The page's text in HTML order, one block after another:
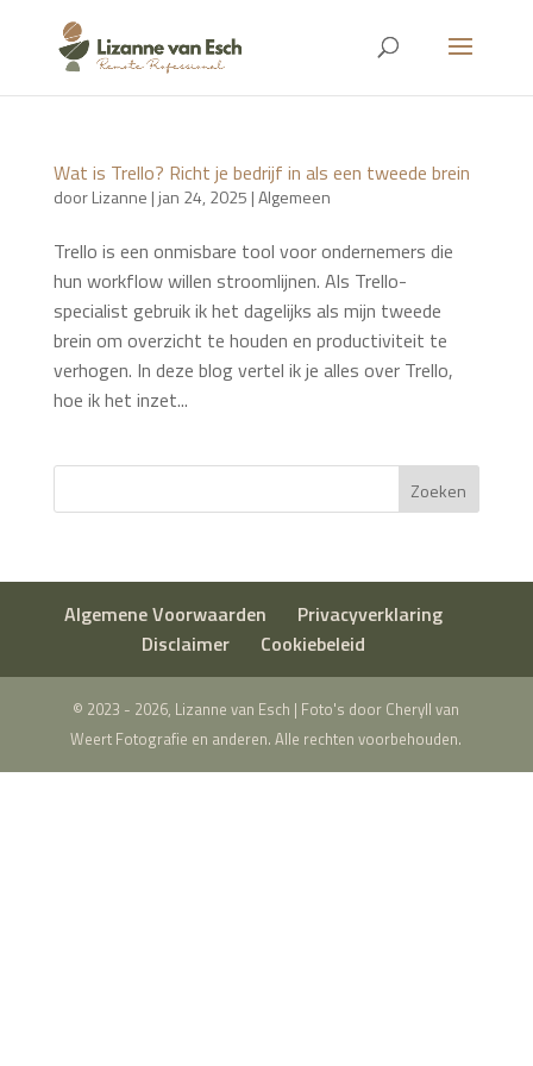
Wat is Trello? Richt je bedrijf in als een tweede brein
doorLizanne | jan 24, 2025 |Algemeen
Trello is een onmisbare tool voor ondernemers die
hun workflow willen stroomlijnen. Als Trello-
specialist gebruik ik het dagelijks als mijn tweede
brein om overzicht te houden en productiviteit te
verhogen. In deze blog vertel ik je alles over Trello,
hoe ik het inzet...
Zoeken
Algemene Voorwaarden
Privacyverklaring
Disclaimer
Cookiebeleid
© 2023 - 2026, Lizanne van Esch | Foto's door Cheryll van
Weert Fotografie en anderen. Alle rechten voorbehouden.